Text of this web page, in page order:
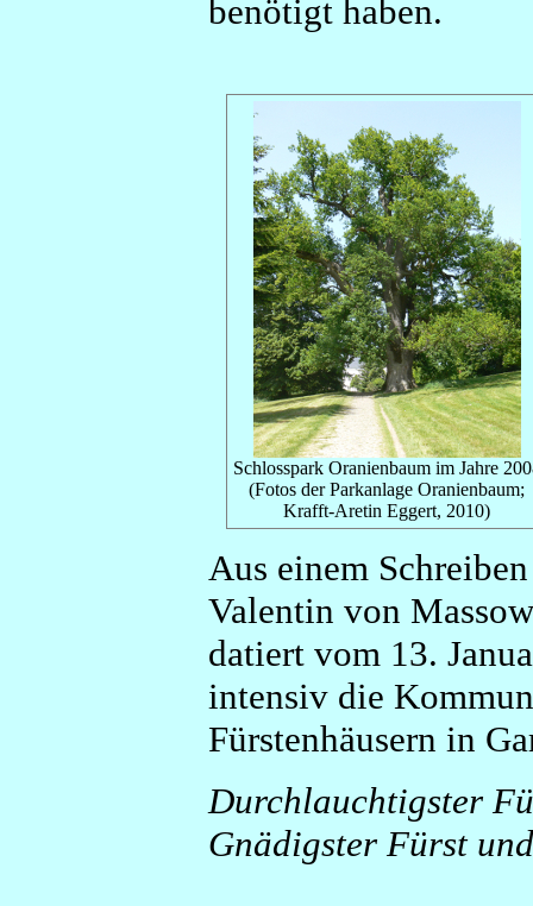
benötigt haben.
Schlosspark Oranienbaum im Jahre
(Fotos der Parkanlage Oranienbaum;
Krafft-Aretin Eggert, 2010)
Aus einem
Valentin von
datiert vom 13.
intensiv die
Fürstenhäusern in
Durchlauchtigster
Gnädigster Fürst